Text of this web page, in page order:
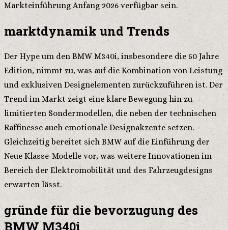
Markteinführung Anfang 2026 verfügbar sein.
marktdynamik und Trends
Der Hype um den BMW M340i, insbesondere die 50 Jahre
Edition, nimmt zu, was auf die Kombination von Leistung
und exklusiven Designelementen zurückzuführen ist. Der
Trend im Markt zeigt eine klare Bewegung hin zu
limitierten Sondermodellen, die neben der technischen
Raffinesse auch emotionale Designakzente setzen.
Gleichzeitig bereitet sich BMW auf die Einführung der
Neue Klasse-Modelle vor, was weitere Innovationen im
Bereich der Elektromobilität und des Fahrzeugdesigns
erwarten lässt.
gründe für die bevorzugung des
BMW M340i